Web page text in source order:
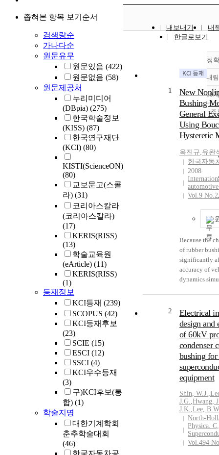
좁혀본 항목 보기순서
검색량순
가나다순
원문유무
원문있음 (422)
원문없음 (58)
원문제공처
누리미디어
(DBpia) (275)
한국학술정보
(KISS) (87)
한국연구재단
(KCI) (80)
KISTI(ScienceON)
(80)
교보문고(스콜
라) (31)
코리아스칼라
(코리아스칼라)
(17)
KERIS(RISS)
(13)
학술교육원
(eArticle) (11)
KERIS(RISS)
(1)
등재정보
KCI등재 (239)
SCOPUS (42)
KCI등재후보
(23)
SCIE (15)
ESCI (12)
SSCI (4)
KCI우수등재
(3)
구)KCI후보(통
합) (1)
학술지명
대한기계학회
춘추학술대회
(46)
내보내기
내
한글로보기
정
내
10
조
1
New
Bushing
General
Using
Hysteretic
옥진규,유완
한국자동
2008
Vol.9 No.2
Because the
of rubber
significantly
accuracy of
dynamics
suspension
paper, a new
bushing
automotive
components
improve the
vehicle
Bushing
nonlinear and
behavior of
by using a
elastomer
Bouc-Wen
differential
2
Electrical
design and
of 60kV
condenser
bushing for
equipment
Shin, W.J.,
J.G.,Hwang,
J.K.,Lee,
North-
Physica. C,
Vol.494